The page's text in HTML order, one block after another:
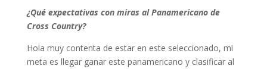
¿Qué expectativas con miras al Panamericano de
Cross Country?
Hola muy contenta de estar en este seleccionado, mi
meta es llegar ganar este panamericano y clasificar al